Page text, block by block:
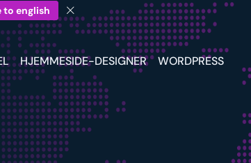
to english
HJEMMESIDE-DESIGNER WORDPRESS